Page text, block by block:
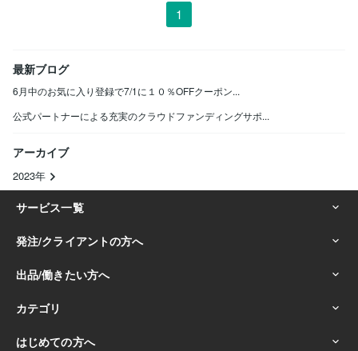
1
最新ブログ
6月中のお気に入り登録で7/1に１０％OFFクーポン...
公式パートナーによる充実のクラウドファンディングサポ...
アーカイブ
2023年